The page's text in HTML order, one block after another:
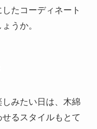
たコーディネート
うか。
みたい日は、木綿
るスタイルもとて